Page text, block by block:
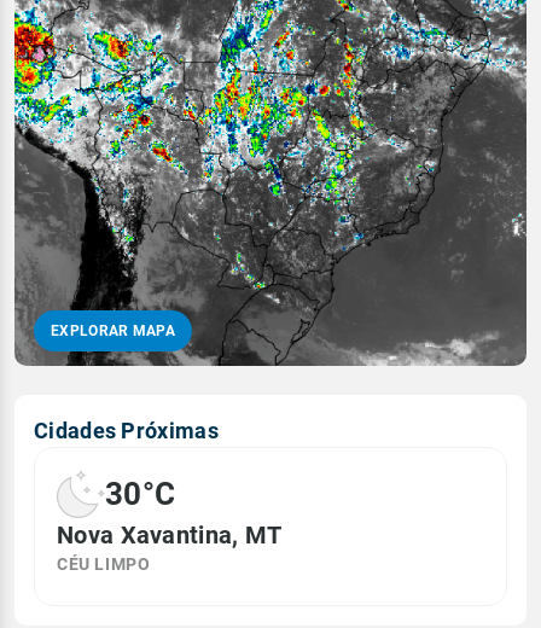
EXPLORAR MAPA
Cidades Próximas
30°C
Nova Xavantina, MT
CÉU LIMPO